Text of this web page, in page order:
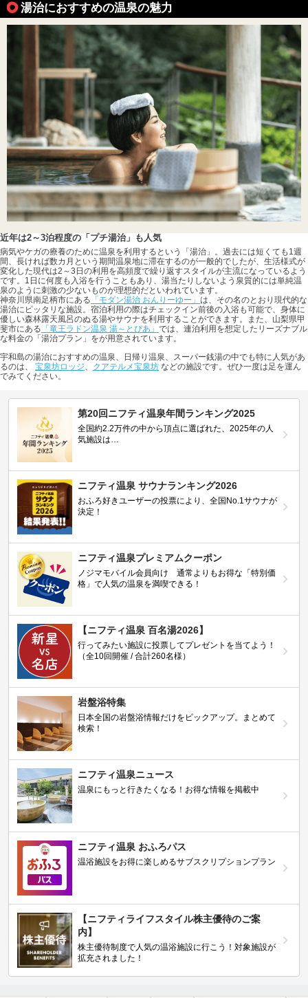
湯治におすすめの温泉の魅力
近年は2～3泊程度の「プチ湯治」も人気
病気やケガの療養のために温泉を利用するという「湯治」。過去には短くても1週
間、長ければ数カ月という期間温泉地に滞在するのが一般的でしたが、生活様式が
変化した現代は2～3日の利用を高頻度で繰り返すスタイルが主流になっているよう
です。1日に何度も入浴を行うこともあり、湯当たりしないよう泉質的には単純温
泉のように刺激の少ないものが理想的だといわれています。
神奈川県南足柄市にある 「モダン湯治 おんりーゆー」 は、その名のとおり現代的な
湯治にピッタリな施設。宿泊利用の際はチェックイン前後の入浴も可能で、身体に
優しい森林露天風呂のぬる湯やサウナを利用することができます。また、山梨県甲
斐市にある 「竜王ラドン温泉 湯～とぴあ」 では、連泊利用を想定したリーズナブル
な料金の「湯治プラン」をが用意されています。
宇和島の湯治におすすめの温泉、日帰り温泉、スーパー銭湯の中でも特に人気があ
るのは、 宝泉坊ロッジ、 クアテルメ宝泉坊 などの施設です。ぜひ一度は足を運ん
でみてください。
第20回ニフティ温泉年間ランキング2025
全国約2.2万件の中から頂点に選ばれた、2025年の人
気施設は…
ニフティ温泉 サウナランキング2026
おふろ好きユーザーの投票により、全国No.1サウナが
決定！
ニフティ温泉プレミアムクーポン
ノジマモバイル会員向け 通常よりもお得な「特別価
格」で人気の温泉を満喫できる！
【ニフティ温泉 百名湯2026】
行ってみたい施設に投票してプレゼントを当てよう！
（全10回開催 / 合計260名様）
岩盤浴特集
日本全国の岩盤浴情報だけをピックアップ。まとめて
検索！
ニフティ温泉ニュース
温泉にもっと行きたくなる！お得な情報を掲載中
ニフティ温泉 おふろパス
温浴施設をお得に楽しめるサブスクリプションプラン
【ニフティライフスタイル株主優待のご案
内】
株主優待制度で人気の温浴施設に行こう！対象施設が
拡充されました！